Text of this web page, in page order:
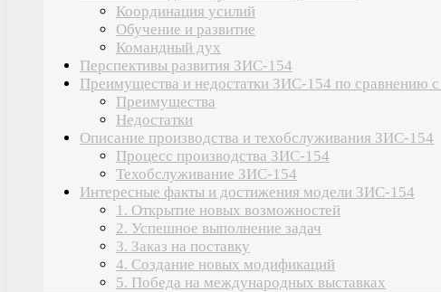
Координация усилий
Обучение и развитие
Командный дух
Перспективы развития ЗИС-154
Преимущества и недостатки ЗИС-154 по сравнению с
Преимущества
Недостатки
Описание производства и техобслуживания ЗИС-154
Процесс производства ЗИС-154
Техобслуживание ЗИС-154
Интересные факты и достижения модели ЗИС-154
1. Открытие новых возможностей
2. Успешное выполнение задач
3. Заказ на поставку
4. Создание новых модификаций
5. Победа на международных выставках